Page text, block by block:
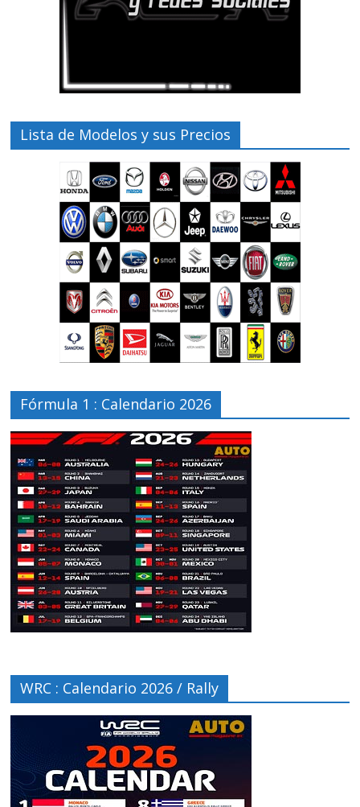
Lista de Modelos y sus Precios
Fórmula 1 : Calendario 2026
WRC : Calendario 2026 / Rally